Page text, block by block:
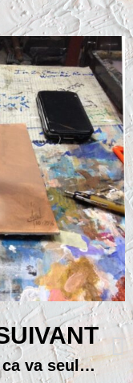
Usine ca va seul de Noget sur marne